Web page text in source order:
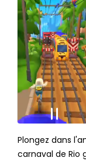
Plongez dans
carnaval de Rio